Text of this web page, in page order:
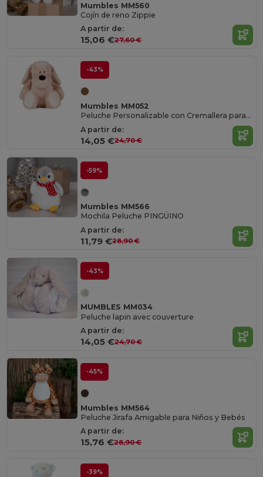
Mumbles MM560
Cojín de reno Zippie
A partir de:
15,06 €27,60 €
-43%
Mumbles MM052
Peluche Personalizable con Cremallera para Bordado
A partir de:
14,05 €24,70 €
-59%
Mumbles MM566
Mochila Peluche PINGÜINO
A partir de:
11,79 €28,90 €
-43%
MUMBLES MM034
Peluche lapin avec couverture
A partir de:
14,05 €24,70 €
-45%
Mumbles MM564
Peluche Jirafa Amigable para Niños y Bebés
A partir de:
15,76 €28,90 €
-39%